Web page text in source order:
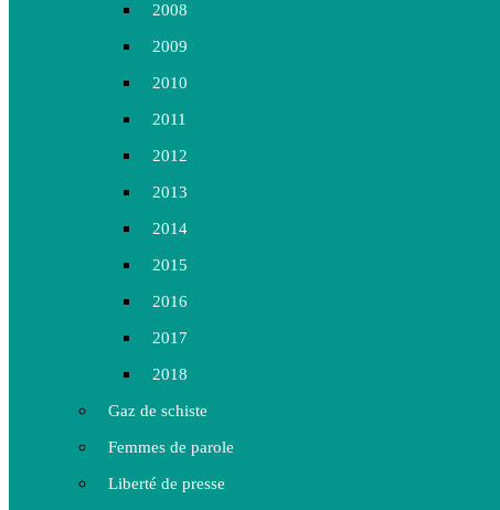
2008
2009
2010
2011
2012
2013
2014
2015
2016
2017
2018
Gaz de schiste
Femmes de parole
Liberté de presse